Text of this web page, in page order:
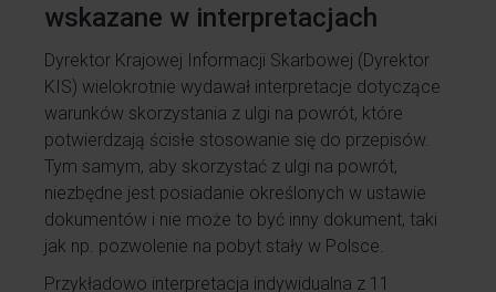
wskazane w interpretacjach
Dyrektor Krajowej Informacji Skarbowej (Dyrektor
KIS) wielokrotnie wydawał interpretacje dotyczące
warunków skorzystania z ulgi na powrót, które
potwierdzają ścisłe stosowanie się do przepisów.
Tym samym, aby skorzystać z ulgi na powrót,
niezbędne jest posiadanie określonych w ustawie
dokumentów i nie może to być inny dokument, taki
jak np. pozwolenie na pobyt stały w Polsce.
Przykładowo interpretacja indywidualna z 11